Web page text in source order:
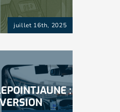
juillet 16th, 2025
: